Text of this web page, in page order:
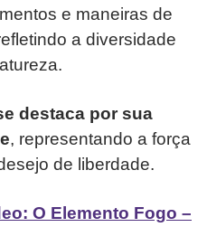
e maneiras de
a diversidade
destaca por sua
, representando a força
de liberdade.
O Elemento Fogo –